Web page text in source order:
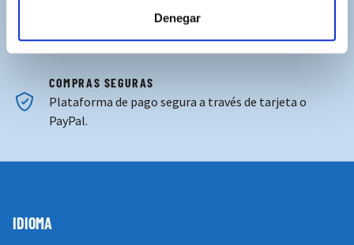
Denegar
ENVÍOS GRATUITOS
Por compras superiores a 100€ (España peninsular)
COMPRAS SEGURAS
Plataforma de pago segura a través de tarjeta o
PayPal.
IDIOMA